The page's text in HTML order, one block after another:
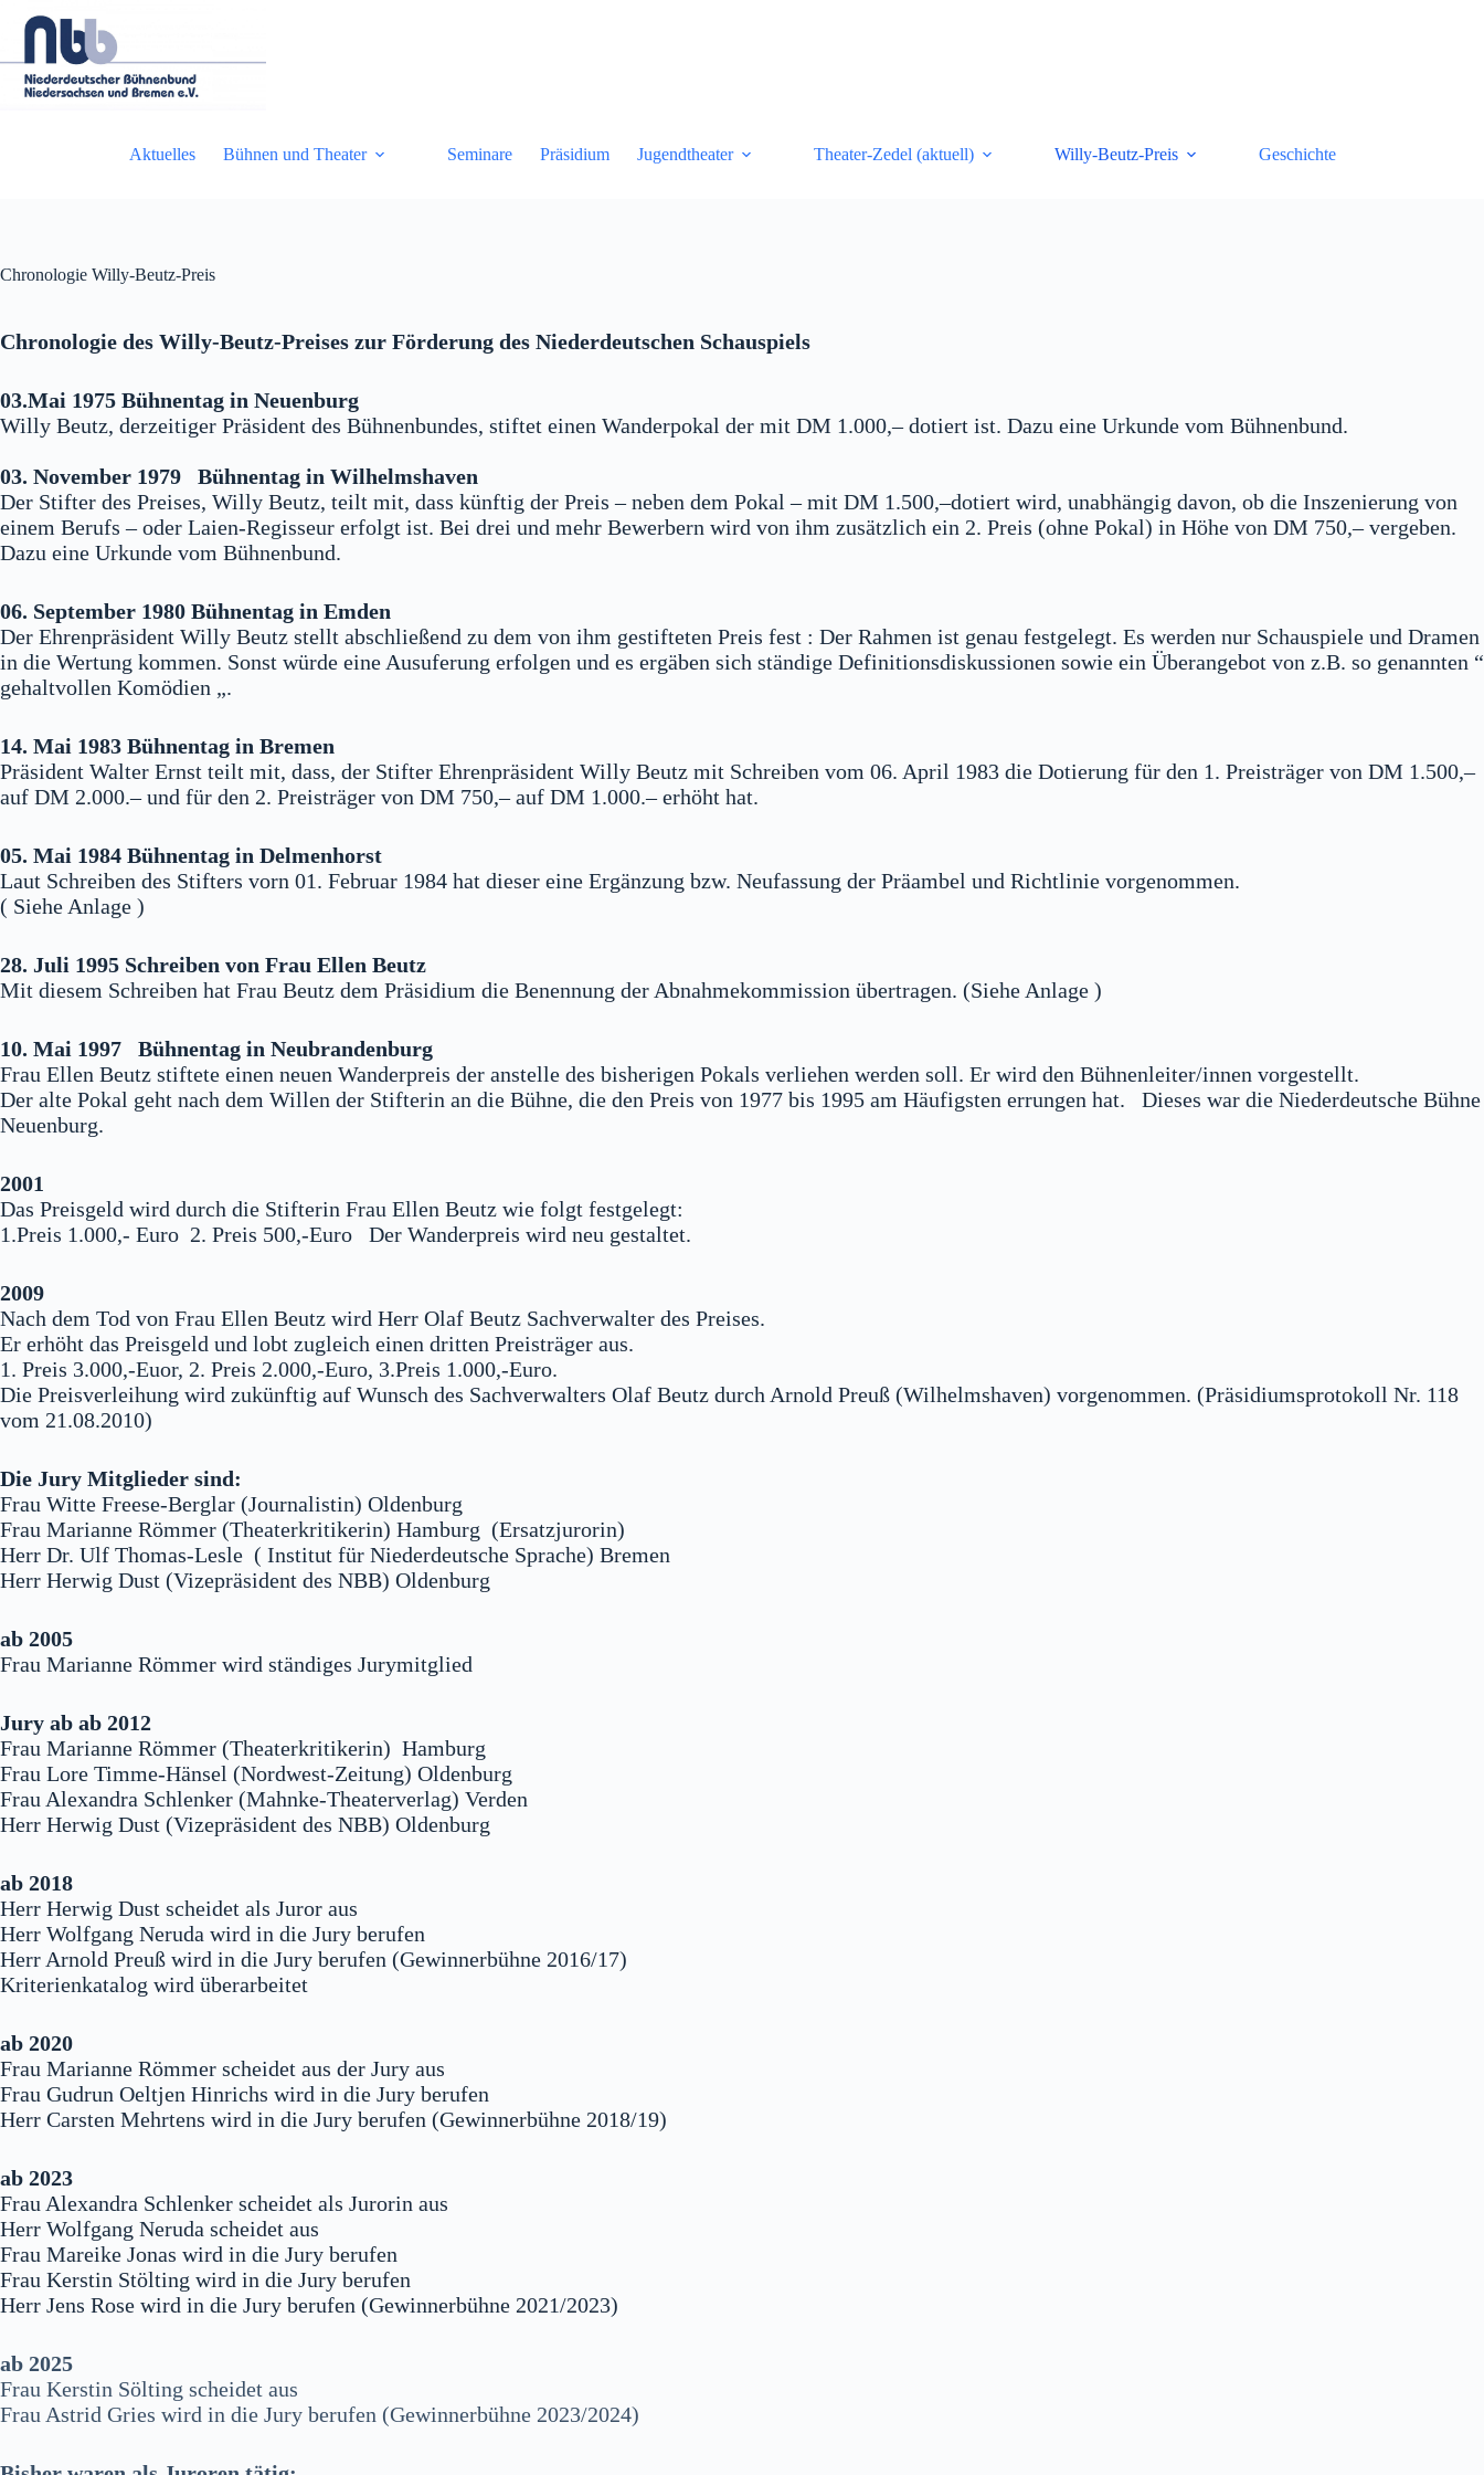
Inhalt
Aktuelles Bühnen und Theater Seminare Präsidium Jugendtheater Theater-Zedel (aktuell) Willy-Beutz-Preis Geschichte
Chronologie Willy-Beutz-Preis
Chronologie des Willy-Beutz-Preises zur Förderung des Niederdeutschen Schauspiels
03.Mai 1975 Bühnentag in Neuenburg
Willy Beutz, derzeitiger Präsident des Bühnenbundes, stiftet einen Wanderpokal der mit DM 1.000,– dotiert ist. Dazu eine Urkunde vom Bühnenbund.
03. November 1979 Bühnentag in Wilhelmshaven
Der Stifter des Preises, Willy Beutz, teilt mit, dass künftig der Preis – neben dem Pokal – mit DM 1.500,–dotiert wird, unabhängig davon, ob die Inszenierung von
einem Berufs – oder Laien-Regisseur erfolgt ist. Bei drei und mehr Bewerbern wird von ihm zusätzlich ein 2. Preis (ohne Pokal) in Höhe von DM 750,– vergeben.
Dazu eine Urkunde vom Bühnenbund.
06. September 1980 Bühnentag in Emden
Der Ehrenpräsident Willy Beutz stellt abschließend zu dem von ihm gestifteten Preis fest : Der Rahmen ist genau festgelegt. Es werden nur Schauspiele und Dramen
in die Wertung kommen. Sonst würde eine Ausuferung erfolgen und es ergäben sich ständige Definitionsdiskussionen sowie ein Überangebot von z.B. so genannten “
gehaltvollen Komödien „.
14. Mai 1983 Bühnentag in Bremen
Präsident Walter Ernst teilt mit, dass, der Stifter Ehrenpräsident Willy Beutz mit Schreiben vom 06. April 1983 die Dotierung für den 1. Preisträger von DM 1.500,–
auf DM 2.000.– und für den 2. Preisträger von DM 750,– auf DM 1.000.– erhöht hat.
05. Mai 1984 Bühnentag in Delmenhorst
Laut Schreiben des Stifters vorn 01. Februar 1984 hat dieser eine Ergänzung bzw. Neufassung der Präambel und Richtlinie vorgenommen.
( Siehe Anlage )
28. Juli 1995 Schreiben von Frau Ellen Beutz
Mit diesem Schreiben hat Frau Beutz dem Präsidium die Benennung der Abnahmekommission übertragen. (Siehe Anlage )
10. Mai 1997 Bühnentag in Neubrandenburg
Frau Ellen Beutz stiftete einen neuen Wanderpreis der anstelle des bisherigen Pokals verliehen werden soll. Er wird den Bühnenleiter/innen vorgestellt.
Der alte Pokal geht nach dem Willen der Stifterin an die Bühne, die den Preis von 1977 bis 1995 am Häufigsten errungen hat. Dieses war die Niederdeutsche Bühne
Neuenburg.
2001
Das Preisgeld wird durch die Stifterin Frau Ellen Beutz wie folgt festgelegt:
1.Preis 1.000,- Euro 2. Preis 500,-Euro Der Wanderpreis wird neu gestaltet.
2009
Nach dem Tod von Frau Ellen Beutz wird Herr Olaf Beutz Sachverwalter des Preises.
Er erhöht das Preisgeld und lobt zugleich einen dritten Preisträger aus.
1. Preis 3.000,-Euor, 2. Preis 2.000,-Euro, 3.Preis 1.000,-Euro.
Die Preisverleihung wird zukünftig auf Wunsch des Sachverwalters Olaf Beutz durch Arnold Preuß (Wilhelmshaven) vorgenommen. (Präsidiumsprotokoll Nr. 118
vom 21.08.2010)
Die Jury Mitglieder sind:
Frau Witte Freese-Berglar (Journalistin) Oldenburg
Frau Marianne Römmer (Theaterkritikerin) Hamburg (Ersatzjurorin)
Herr Dr. Ulf Thomas-Lesle ( Institut für Niederdeutsche Sprache) Bremen
Herr Herwig Dust (Vizepräsident des NBB) Oldenburg
ab 2005
Frau Marianne Römmer wird ständiges Jurymitglied
Jury ab ab 2012
Frau Marianne Römmer (Theaterkritikerin) Hamburg
Frau Lore Timme-Hänsel (Nordwest-Zeitung) Oldenburg
Frau Alexandra Schlenker (Mahnke-Theaterverlag) Verden
Herr Herwig Dust (Vizepräsident des NBB) Oldenburg
ab 2018
Herr Herwig Dust scheidet als Juror aus
Herr Wolfgang Neruda wird in die Jury berufen
Herr Arnold Preuß wird in die Jury berufen (Gewinnerbühne 2016/17)
Kriterienkatalog wird überarbeitet
ab 2020
Frau Marianne Römmer scheidet aus der Jury aus
Frau Gudrun Oeltjen Hinrichs wird in die Jury berufen
Herr Carsten Mehrtens wird in die Jury berufen (Gewinnerbühne 2018/19)
ab 2023
Frau Alexandra Schlenker scheidet als Jurorin aus
Herr Wolfgang Neruda scheidet aus
Frau Mareike Jonas wird in die Jury berufen
Frau Kerstin Stölting wird in die Jury berufen
Herr Jens Rose wird in die Jury berufen (Gewinnerbühne 2021/2023)
ab 2025
Frau Kerstin Sölting scheidet aus
Frau Astrid Gries wird in die Jury berufen (Gewinnerbühne 2023/2024)